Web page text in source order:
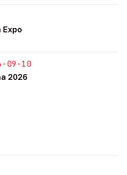
Expo
09-10
2026